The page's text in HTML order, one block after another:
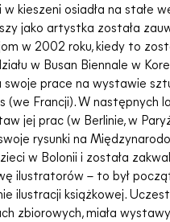
w kieszeni osiadła na stałe
jako artystka została
w 2002 roku, kiedy to
w Busan Biennale w
swoje prace na wystawie
(we Francji). W następnych
jej prac (w Berlinie, w
rysunki na
w Bolonii i została
ilustratorów – to był
ilustracji książkowej.
zbiorowych, miała